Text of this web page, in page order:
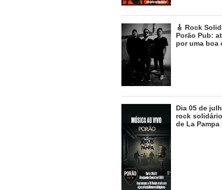
🎸 Rock
Porão Pub:
por uma boa
Dia 05 de
rock
de La Pampa